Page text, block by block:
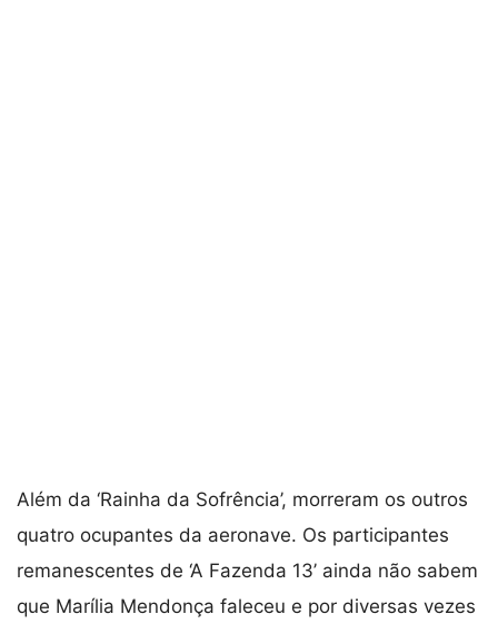
Além da ‘Rainha da Sofrência’, morreram os outros
quatro ocupantes da aeronave. Os participantes
remanescentes de ‘A Fazenda 13’ ainda não sabem
que Marília Mendonça faleceu e por diversas vezes